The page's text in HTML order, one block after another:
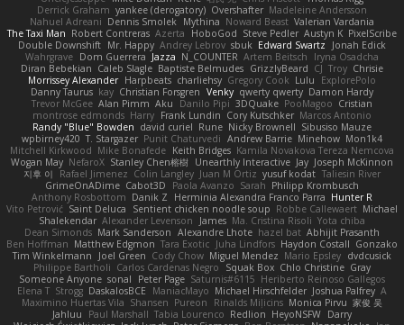
Derrick Graham yankee (derogatory) Overshafter Madeleine Andersson
Nahuel Adreani Dennis Smolek Mythina Noward Beast Valerian Vardania
The Taxi Man Robert Contreras Azerta HoboGod Steve Pedler Austyn K PixelScribe
Double Downshift Mr. Happy Andrey Lebrov sbuk Edward Swartz
Jonah Edick
Wahrgrave Dom Guerrera Jazza N_COUNTER Artem Beitsch
Iryna Osadcha
Diran Bebekian Caleb Slagle Baptiste Belmudes GrizzlyBeard CJ Troy Chrisie
Morrissey Alexander Harpbeats charliehsy Gregory Cook Lulu
ExplorePolo
Danny Taurus kay Christian Forsgren Venky qwerty qwerty Damon Hardy
Trevor McGee Alan Pimm Aku Danilo Pipi 3DQuake PooMagoo Cristian
montrose edmonds Harry Frank Lundin Cory Kutschker Marcos Antonio
Randy "Blue" Bowden david curiel Rune Nicky Brownell Sibusiso Mauze
wpbirney420 T. Stargazer Punit Chaturvedi Andrew Barrie Minehow Mon1k4
Mitchell Kirkwood Mike Bonafede Keith Bridges Kamila Novakova Tereza Nemcova
Wogan May NefaroX Stanley Chen榕樹 Unearthly Interactive Jay Joseph McKinnon
지후 이
Rafael Jimenez Colin Langley Juan M Ortiz yusuf kodat Taliesin River
GrimeOnADime Cabot3D Paola Avanzo Sarah Philipp Krombusch
Anthony Rosbottom Danik Z Herminia Alexandra Franco Parra Hunter R
Vito Petrović Saint Deluca Sentient chicken noodle soup Robbe Callewaert Michael
Shalekendar Alexander Levenson James Ma. Cristina Risoli Yota chiba
Dean Simonds Mark Sanderson Alexandre Lhote hazel bat Abhijit Prasanth
Ben Hoffman Matthew Edgmon Tara Exotic Juha Lindfors Haydon Costall Gonzako
Tim Winkelmann
Joel Green Cody Chow Miguel Mendez Mario Epsley dvdcusick
Philippe Bartholi Carlos Cardenas Negro Squak Box Chlo Christine Gray
Someone Anyone sonal Peter Page Saturnis#6115 Heriberto Reinoso Gallegos
Elena T Strogg DaskalosBCE ManiacMayo Michael Hirschfelder Joshua Palfrey A
Maximino Huertas Vila Shansen Pureon Rinalds Miļicins Monica Pirvu 家俊 吴
Jahluu
Paul Marshall Tabia Lourenco Redlion HeyoNSFW Darry